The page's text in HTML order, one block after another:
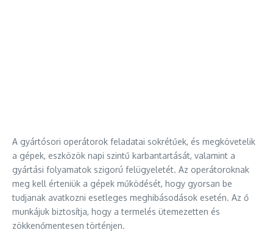
A gyártósori operátorok feladatai sokrétűek, és megkövetelik
a gépek, eszközök napi szintű karbantartását, valamint a
gyártási folyamatok szigorú felügyeletét. Az operátoroknak
meg kell érteniük a gépek működését, hogy gyorsan be
tudjanak avatkozni esetleges meghibásodások esetén. Az ő
munkájuk biztosítja, hogy a termelés ütemezetten és
zökkenőmentesen történjen.